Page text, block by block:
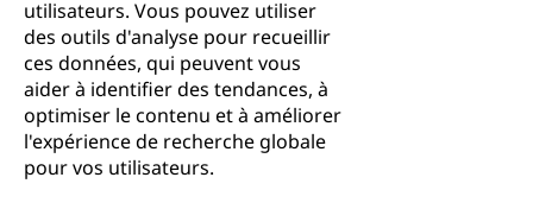
utilisateurs. Vous pouvez utiliser
des outils d'analyse pour recueillir
ces données, qui peuvent vous
aider à identifier des tendances, à
optimiser le contenu et à améliorer
l'expérience de recherche globale
pour vos utilisateurs.